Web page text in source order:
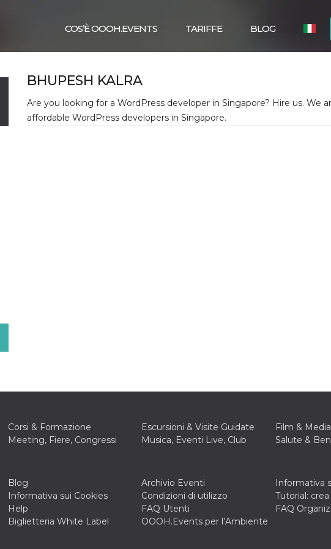
COS’È OOOH.EVENTS TARIFFE BLOG
BHUPESH KALRA
Are you looking for a WordPress developer in Singapore? Hire us. We
affordable WordPress developers in Singapore.
Corsi & Formazione Escursioni & Visite Guidate
Film & Media
Meeting, Fiere, Congressi Musica, Eventi Live, Club
Salute &
Blog Archivio Eventi
Informativa
Informativa sui Cookies
Condizioni di utilizzo
Tutorial:
Help FAQ Utenti
FAQ
Biglietteria White Label OOOH.Events per l’Ambiente